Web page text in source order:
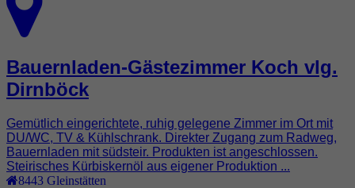
Bauernladen-Gästezimmer Koch vlg.
Dirnböck
Gemütlich eingerichtete, ruhig gelegene Zimmer im Ort mit
DU/WC, TV & Kühlschrank. Direkter Zugang zum Radweg,
Bauernladen mit südsteir. Produkten ist angeschlossen.
Steirisches Kürbiskernöl aus eigener Produktion ...
8443 Gleinstätten